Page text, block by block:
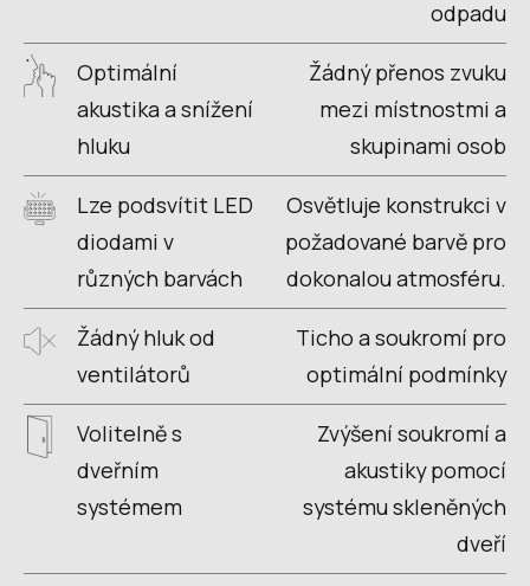
odpadu
Optimální
akustika a snížení
hluku
Žádný přenos zvuku
mezi místnostmi a
skupinami osob
Lze podsvítit LED
diodami v
různých barvách
Osvětluje konstrukci v
požadované barvě pro
dokonalou atmosféru.
Žádný hluk od
ventilátorů
Ticho a soukromí pro
optimální podmínky
Volitelně s
dveřním
systémem
Zvýšení soukromí a
akustiky pomocí
systému skleněných
dveří